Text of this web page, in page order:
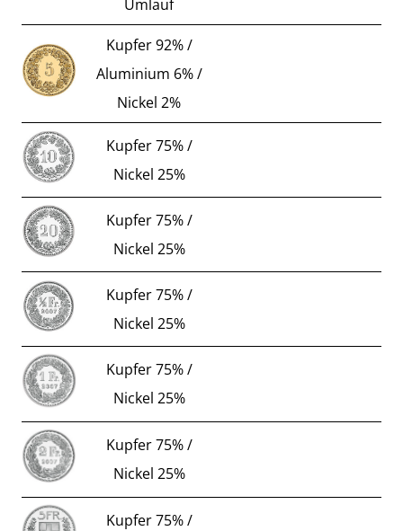
Umlauf
Kupfer 92% /
Aluminium 6% /
Nickel 2%
Kupfer 75% /
Nickel 25%
Kupfer 75% /
Nickel 25%
Kupfer 75% /
Nickel 25%
Kupfer 75% /
Nickel 25%
Kupfer 75% /
Nickel 25%
Kupfer 75% /